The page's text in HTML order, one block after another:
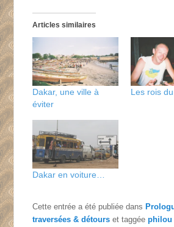
Articles similaires
Dakar, une ville à
éviter
Les rois
Dakar en voiture…
Cette entrée a été publiée dans
traversées & détours et taggéephilou